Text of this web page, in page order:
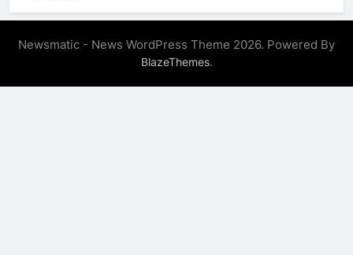
Newsmatic - News WordPress Theme 2026. Powered By
BlazeThemes.